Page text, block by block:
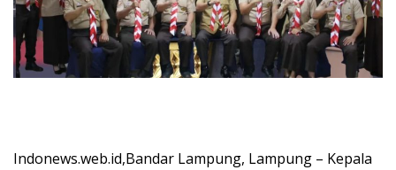
Indonews.web.id,Bandar Lampung, Lampung – Kepala